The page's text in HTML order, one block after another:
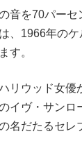
音を70パー
、1966年の
す。
リウッド女
イヴ・サン
名だたるセ